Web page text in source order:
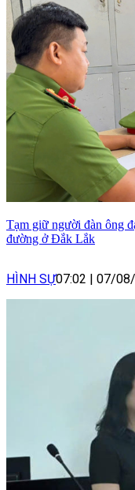
Tạm giữ người đàn ông
đường ở Đắk Lắk
HÌNH SỰ07:02 07/